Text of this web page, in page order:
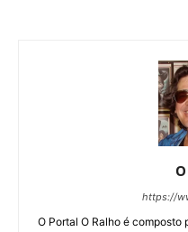
https://
O Portal O Ralho é